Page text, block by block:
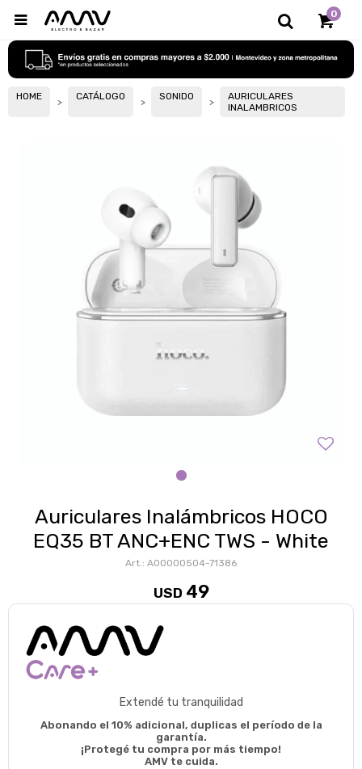
0

HOME CATÁLOGO SONIDO
AURICULARES
INALAMBRICOS
Auriculares Inalámbricos HOCO
EQ35 BT ANC+ENC TWS - White
A00000504-71386
USD 49
Extendé tu tranquilidad
Abonando el 10% adicional, duplicas el período de la
garantía.
¡Protegé tu compra por más tiempo!
AMV te cuida.